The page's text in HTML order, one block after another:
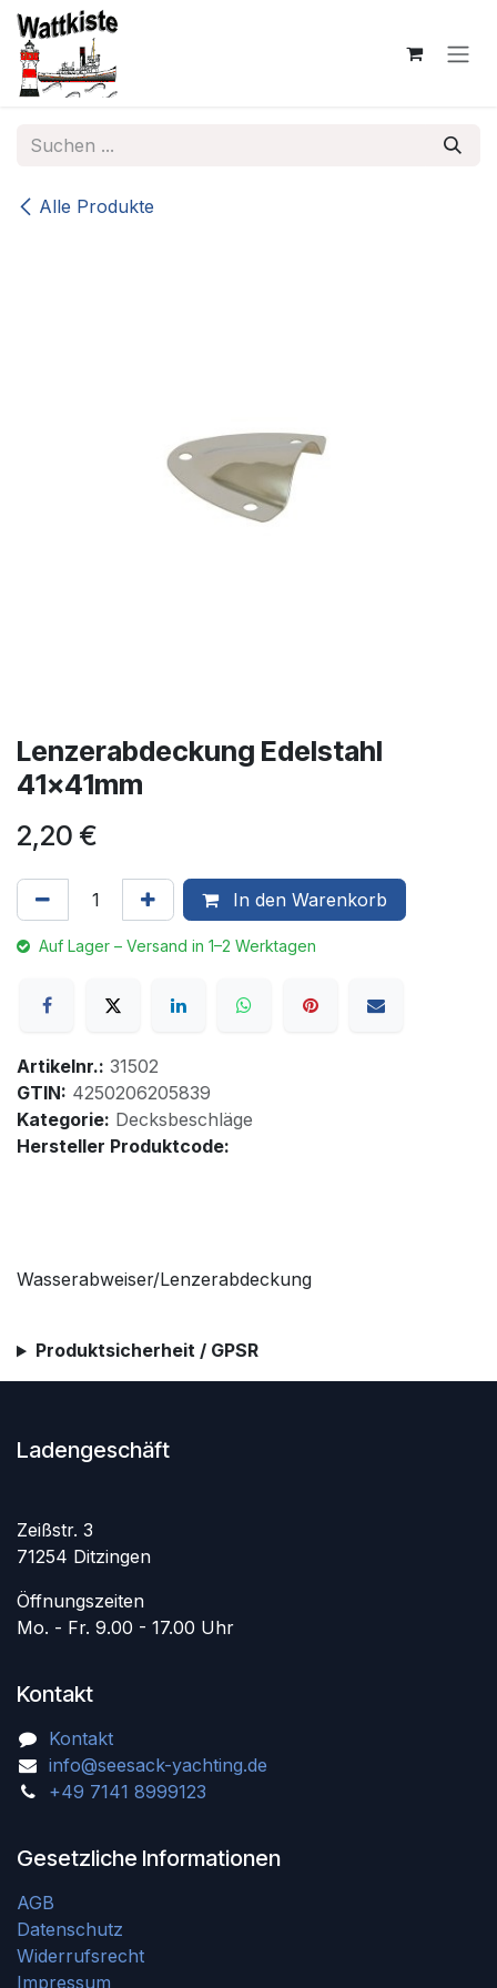
Zum Inhalt springen
Alle Produkte
Lenzerabdeckung Edelstahl
41x41mm
2,20 €
In den Warenkorb
Auf Lager – Versand in 1–2 Werktagen
Artikelnr.: 31502
GTIN: 4250206205839
Kategorie: Decksbeschläge
Hersteller Produktcode:
Wasserabweiser/Lenzerabdeckung
Produktsicherheit / GPSR
Ladengeschäft
Zeißstr. 3
71254 Ditzingen
Öffnungszeiten
Mo. - Fr. 9.00 - 17.00 Uhr
Kontakt
Kontakt
info@seesack-yachting.de
+49 7141 8999123
Gesetzliche Informationen
AGB
Datenschutz
Widerrufsrecht
Impressum